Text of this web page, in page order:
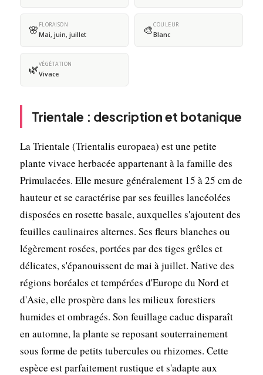
🌸 FLORAISON
Mai, juin, juillet 🎨COULEUR
Blanc
🌿VÉGÉTATION
Vivace
Trientale : description et botanique
La Trientale (Trientalis europaea) est une petite
plante vivace herbacée appartenant à la famille des
Primulacées. Elle mesure généralement 15 à 25 cm de
hauteur et se caractérise par ses feuilles lancéolées
disposées en rosette basale, auxquelles s'ajoutent des
feuilles caulinaires alternes. Ses fleurs blanches ou
légèrement rosées, portées par des tiges grêles et
délicates, s'épanouissent de mai à juillet. Native des
régions boréales et tempérées d'Europe du Nord et
d'Asie, elle prospère dans les milieux forestiers
humides et ombragés. Son feuillage caduc disparaît
en automne, la plante se reposant souterrainement
sous forme de petits tubercules ou rhizomes. Cette
espèce est parfaitement rustique et s'adapte aux